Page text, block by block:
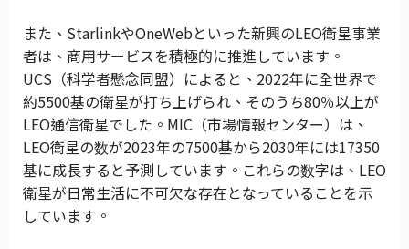
また、StarlinkやOneWebといった新興のLEO衛星事業
者は、商用サービスを積極的に推進しています。
UCS（科学者懸念同盟）によると、2022年に全世界で
約5500基の衛星が打ち上げられ、そのうち80％以上が
LEO通信衛星でした。MIC（市場情報センター）は、
LEO衛星の数が2023年の7500基から2030年には17350
基に成長すると予測しています。これらの数字は、LEO
衛星が日常生活に不可欠な存在となっていることを示
しています。